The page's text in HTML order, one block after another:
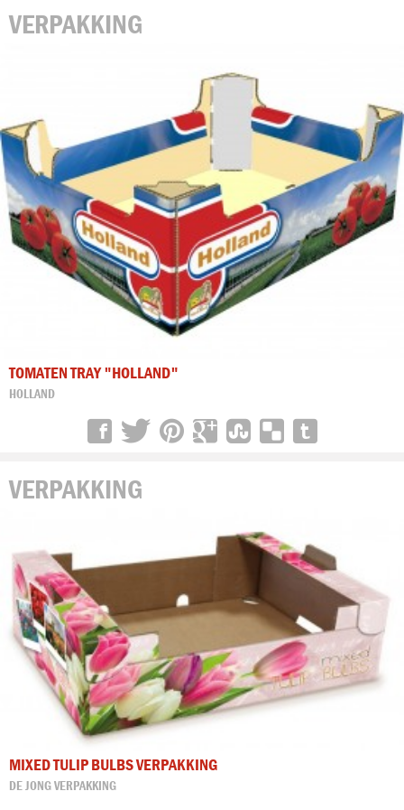
VERPAKKING
TOMATEN TRAY "HOLLAND"
HOLLAND
VERPAKKING
MIXED TULIP BULBS VERPAKKING
DE JONG VERPAKKING